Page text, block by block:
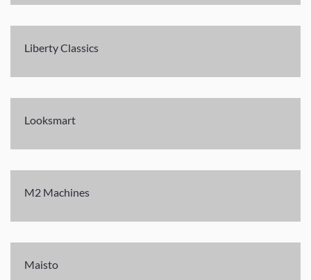
Liberty Classics
Looksmart
M2 Machines
Maisto